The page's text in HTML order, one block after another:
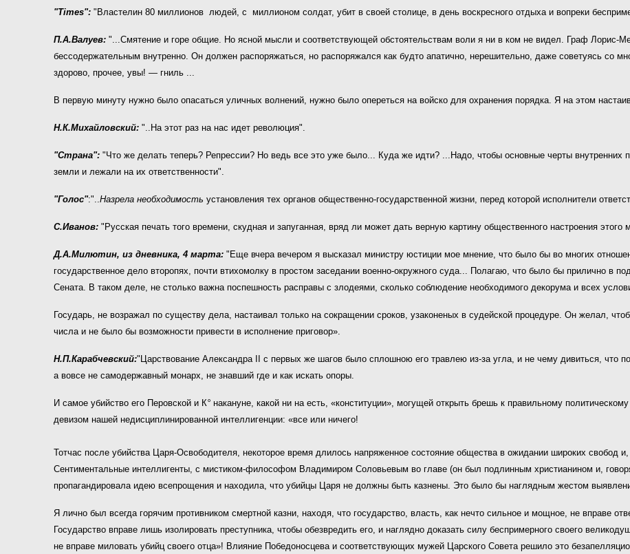
"Times":"Властелин 80 миллионов людей, с миллионом солдат, убит в своей столице, в день воскресного отдыха и вопреки
П.А.Валуев:"...Смятение и горе общие. Но ясной мысли и соответствующей обстоятельствам воли я ни в ком не видел. Граф Лорис-
бессодержательным внутренно. Он должен распоряжаться, но распоряжался как будто aпатично, нерешительно, даже советуясь со
здорово, прочее, увы! — гниль ...
В первую минуту нужно было опасаться уличных волнений, нужно было опереться на войско для охранения порядка. Я на этом
Н.К.Михайловский: "..На этот раз на нас идет революция".
"Страна":"Что же делать теперь? Репрессии? Но ведь все это уже было... Куда же идти? ...Надо, чтобы основные черты внутренних
земли и лежали на их ответственности".
"Голос":"..Назрела необходимость установления тех органов общественно-государственной жизни, перед которой исполнители
С.Иванов: "Русская печать того времени, скудная и запуганная, вряд ли может дать верную картину общественного настроения этого
Д.А.Милютин, из дневника, 4 марта: "Еще вчера вечером я высказал министру юстиции мое мнение, что было бы во многих
государственное дело второпях, почти втихомолку в простом заседании военно-окружного суда... Полагаю, что было бы прилично в
Сената. В таком деле, не столько важна поспешность расправы с злодеями, сколько соблюдение необходимого декорума и всех
Государь, не возражал по существу дела, настаивал только на сокращении сроков, узаконеных в судейской процедуре. Он желал,
числа и не было бы возможности привести в исполнение приговор».
Н.П.Карабчевский:"Царствование Александра II с первых же шагов было сплошною его травлею из-за угла, и не чему дивиться, что
а вовсе не самодержавный монарх, не знавший где и как искать опоры.
И самое убийство его Перовской и К°накануне, какой ни на есть, «конституции», могущей открыть брешь к правильному
девизом нашей недисциплинированной интеллигенции: «все или ничего!
Тотчас после убийства Царя-Освободителя, некоторое время длилось напряженное состояние общества в ожидании широких свобод и,
Сентиментальные интеллигенты, с мистиком-философом Владимиром Соловьевым во главе (он был подлинным христианином и,
пропагандировала идею всепрощения и находила, что убийцы Царя не должны быть казнены. Это было бы наглядным жестом
Я лично был всегда горячим противником смертной казни, находя, что государство, власть, как нечто сильное и мощное, не вправе
Государство вправе лишь изолировать преступника, чтобы обезвредить его, и наглядно доказать силу беспримерного своего
не вправе миловать убийц своего отца»! Влияние Победоносцева и соответствующих мужей Царского Совета решило это